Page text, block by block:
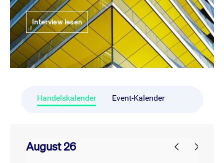
Interview lesen
Handelskalender Event-Kalender
August 26